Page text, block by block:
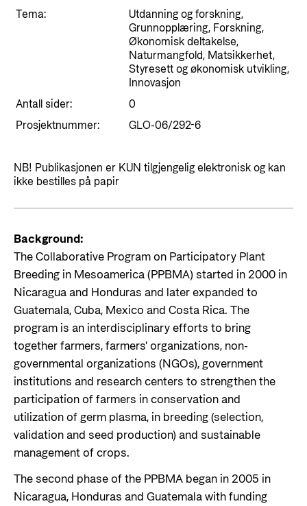
Styresett og økonomisk utvikling
For næringslivet
Statsgarantiordningen for investeringer i
Norad - Partnerskap med privat sektor
Nyttige lenker
Viktige dokumenter og lenker
Partnerfordeling
Evalueringer (Norec)
Kontakt
Kontakt oss
Presse og media
Logo
Postjournal
Personvern
Tema:
Utdanning og forskning,
Grunnopplæring, Forskning,
Økonomisk deltakelse,
Naturmangfold, Matsikkerhet,
Styresett og økonomisk utvikling,
Innovasjon
Antall sider:
0
Prosjektnummer:
GLO-06/292-6
NB! Publikasjonen er KUN tilgjengelig elektronisk og kan
ikke bestilles på papir
Background:
The Collaborative Program on Participatory Plant
Breeding in Mesoamerica (PPBMA) started in 2000 in
Nicaragua and Honduras and later expanded to
Guatemala, Cuba, Mexico and Costa Rica. The
program is an interdisciplinary efforts to bring
together farmers, farmers' organizations, non-
governmental organizations (NGOs), government
institutions and research centers to strengthen the
participation of farmers in conservation and
utilization of germ plasma, in breeding (selection,
validation and seed production) and sustainable
management of crops.
The second phase of the PPBMA began in 2005 in
Nicaragua, Honduras and Guatemala with funding